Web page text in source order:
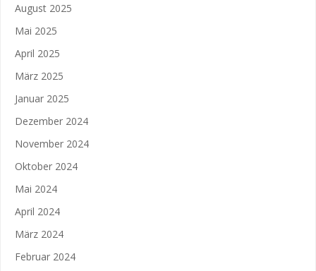
August 2025
Mai 2025
April 2025
März 2025
Januar 2025
Dezember 2024
November 2024
Oktober 2024
Mai 2024
April 2024
März 2024
Februar 2024